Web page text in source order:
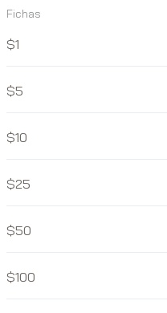
Fichas
1
5
10
25
50
100